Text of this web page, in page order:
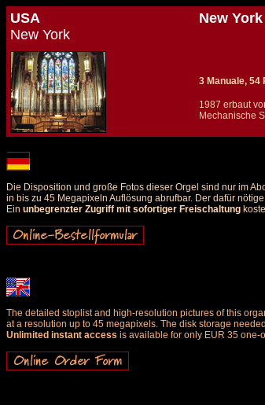
USA
New York
New
3 Manuale, 54
1987 erbaut
Mechanische
Die Disposition und große Fotos dieser Orgel sind nur im
in bis zu 45 Megapixeln Auflösung abrufbar. Der dafür
Ein unbegrenzter Zugriff mit sofortiger Freischaltung
The detailed stoplist and high-resolution pictures of this
at a resolution up to 45 megapixels. The disk storage
Unlimited instant access is available for only EUR 35 one-